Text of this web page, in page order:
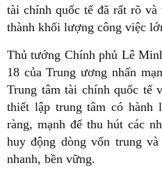
tài chính quốc tế đã rất rõ
thành khối lượng công việc
Thủ tướng Chính phủ Lê
18 của Trung ương nhấn
Trung tâm tài chính quốc tế
thiết lập trung tâm có hành
ràng, mạnh để thu hút các
huy động dòng vốn trung
nhanh, bền vững.